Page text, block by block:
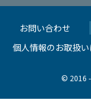
お問い合わせ
個人情報のお取扱い
© 2016 -